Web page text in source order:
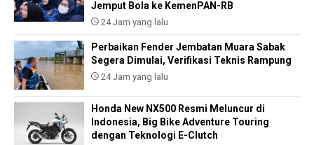
Jemput Bola ke KemenPAN-RB
24 Jam yang lalu
Perbaikan Fender Jembatan Muara Sabak
Segera Dimulai, Verifikasi Teknis Rampung
24 Jam yang lalu
Honda New NX500 Resmi Meluncur di
Indonesia, Big Bike Adventure Touring
dengan Teknologi E-Clutch